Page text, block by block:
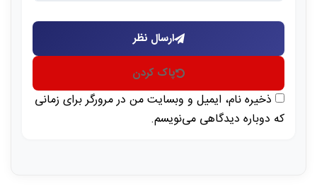
ارسال نظر
پاک کردن
ذخیره نام، ایمیل و وبسایت من در مرورگر برای زمانی
که دوباره دیدگاهی می‌نویسم.